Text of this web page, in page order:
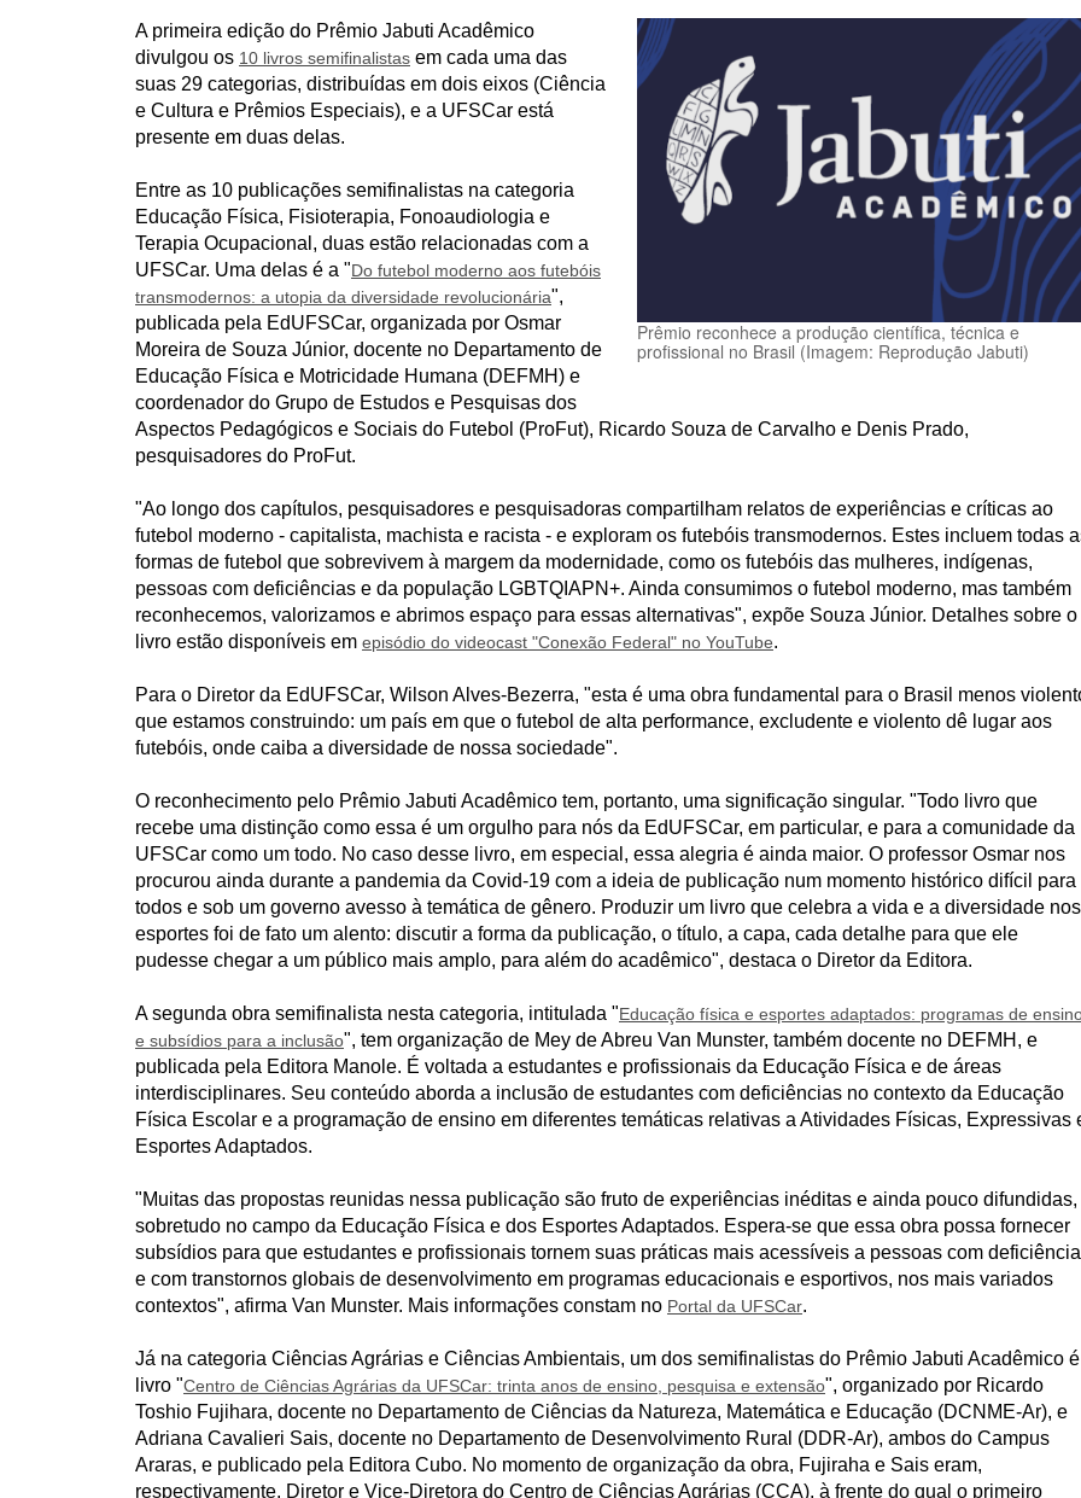
u
i
:
Prêmio reconhece a produção científica, técnica e
profissional no Brasil (Imagem: Reprodução Jabuti)
A primeira edição do Prêmio Jabuti Acadêmico
divulgou os 10 livros semifinalistas em cada uma das
suas 29 categorias, distribuídas em dois eixos (Ciência
e Cultura e Prêmios Especiais), e a UFSCar está
presente em duas delas.
Entre as 10 publicações semifinalistas na categoria
Educação Física, Fisioterapia, Fonoaudiologia e
Terapia Ocupacional, duas estão relacionadas com a
UFSCar. Uma delas é a "Do futebol moderno aos futebóis
transmodernos: a utopia da diversidade revolucionária",
publicada pela EdUFSCar, organizada por Osmar
Moreira de Souza Júnior, docente no Departamento de
Educação Física e Motricidade Humana (DEFMH) e
coordenador do Grupo de Estudos e Pesquisas dos
Aspectos Pedagógicos e Sociais do Futebol (ProFut), Ricardo Souza de Carvalho e Denis Prado,
pesquisadores do ProFut.
"Ao longo dos capítulos, pesquisadores e pesquisadoras compartilham relatos de experiências e críticas ao
futebol moderno - capitalista, machista e racista - e exploram os futebóis transmodernos. Estes incluem todas
formas de futebol que sobrevivem à margem da modernidade, como os futebóis das mulheres, indígenas,
pessoas com deficiências e da população LGBTQIAPN+. Ainda consumimos o futebol moderno, mas também
reconhecemos, valorizamos e abrimos espaço para essas alternativas", expõe Souza Júnior. Detalhes sobre o
livro estão disponíveis em episódio do videocast "Conexão Federal" no YouTube.
Para o Diretor da EdUFSCar, Wilson Alves-Bezerra, "esta é uma obra fundamental para o Brasil menos
que estamos construindo: um país em que o futebol de alta performance, excludente e violento dê lugar aos
futebóis, onde caiba a diversidade de nossa sociedade".
O reconhecimento pelo Prêmio Jabuti Acadêmico tem, portanto, uma significação singular. "Todo livro que
recebe uma distinção como essa é um orgulho para nós da EdUFSCar, em particular, e para a comunidade da
UFSCar como um todo. No caso desse livro, em especial, essa alegria é ainda maior. O professor Osmar nos
procurou ainda durante a pandemia da Covid-19 com a ideia de publicação num momento histórico difícil para
todos e sob um governo avesso à temática de gênero. Produzir um livro que celebra a vida e a diversidade nos
esportes foi de fato um alento: discutir a forma da publicação, o título, a capa, cada detalhe para que ele
pudesse chegar a um público mais amplo, para além do acadêmico", destaca o Diretor da Editora.
A segunda obra semifinalista nesta categoria, intitulada "Educação física e esportes adaptados: programas de
e subsídios para a inclusão", tem organização de Mey de Abreu Van Munster, também docente no DEFMH, e
publicada pela Editora Manole. É voltada a estudantes e profissionais da Educação Física e de áreas
interdisciplinares. Seu conteúdo aborda a inclusão de estudantes com deficiências no contexto da Educação
Física Escolar e a programação de ensino em diferentes temáticas relativas a Atividades Físicas, Expressivas
Esportes Adaptados.
"Muitas das propostas reunidas nessa publicação são fruto de experiências inéditas e ainda pouco difundidas,
sobretudo no campo da Educação Física e dos Esportes Adaptados. Espera-se que essa obra possa fornecer
subsídios para que estudantes e profissionais tornem suas práticas mais acessíveis a pessoas com
e com transtornos globais de desenvolvimento em programas educacionais e esportivos, nos mais variados
contextos", afirma Van Munster. Mais informações constam no Portal da UFSCar.
Já na categoria Ciências Agrárias e Ciências Ambientais, um dos semifinalistas do Prêmio Jabuti Acadêmico
livro "Centro de Ciências Agrárias da UFSCar: trinta anos de ensino, pesquisa e extensão", organizado por Ricardo
Toshio Fujihara, docente no Departamento de Ciências da Natureza, Matemática e Educação (DCNME-Ar), e
Adriana Cavalieri Sais, docente no Departamento de Desenvolvimento Rural (DDR-Ar), ambos do Campus
Araras, e publicado pela Editora Cubo. No momento de organização da obra, Fujiraha e Sais eram,
respectivamente, Diretor e Vice-Diretora do Centro de Ciências Agrárias (CCA), à frente do qual o primeiro